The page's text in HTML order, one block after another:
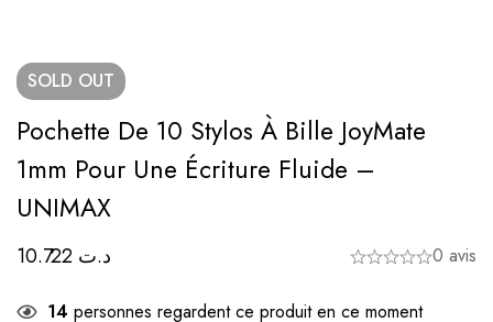
SOLD OUT
Pochette De 10 Stylos À Bille JoyMate
1mm Pour Une Écriture Fluide –
UNIMAX
د.ت 0 avis
14 personnes regardent ce produit en ce moment